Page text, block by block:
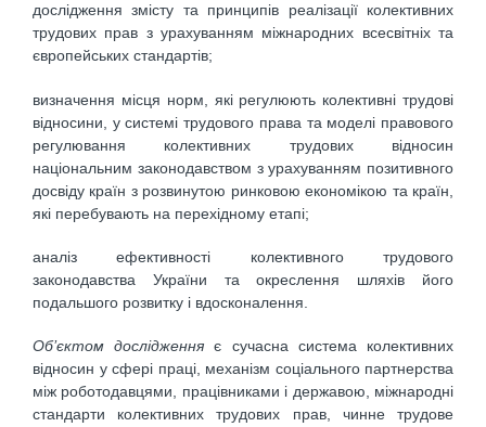
дослідження змісту та принципів реалізації колективних
трудових прав з урахуванням міжнародних всесвітніх та
європейських стандартів;
визначення місця норм, які регулюють колективні трудові
відносини, у системі трудового права та моделі правового
регулювання колективних трудових відносин
національним законодавством з урахуванням позитивного
досвіду країн з розвинутою ринковою економікою та країн,
які перебувають на перехідному етапі;
аналіз ефективності колективного трудового
законодавства України та окреслення шляхів його
подальшого розвитку і вдосконалення.
Об’єктом дослідження є сучасна система колективних
відносин у сфері праці, механізм соціального партнерства
між роботодавцями, працівниками і державою, міжнародні
стандарти колективних трудових прав, чинне трудове